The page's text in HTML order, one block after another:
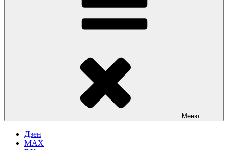
Меню
Дзен
MAX